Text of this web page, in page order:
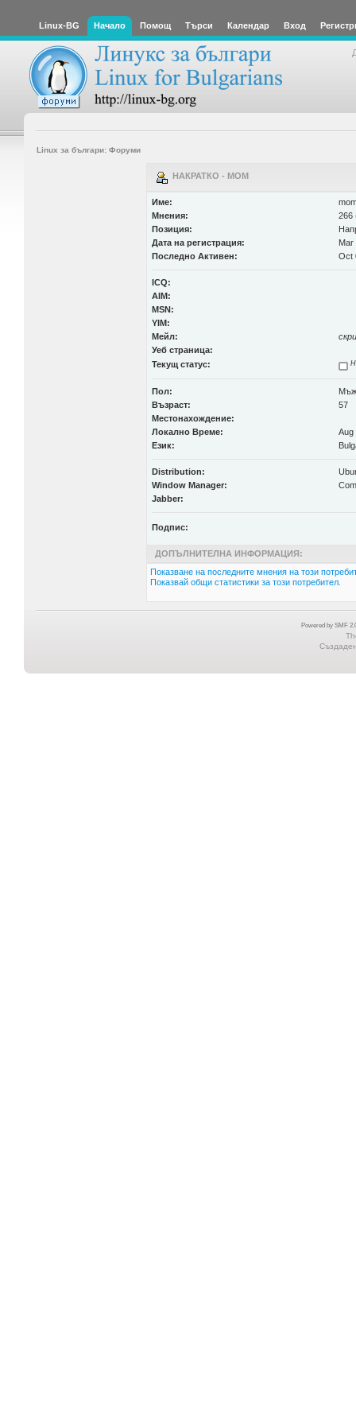
Linux-BG Начало Помощ Търси Календар Вход
Linux за българи: Форуми
НАКРАТКО - MOM
Име:
Мнения:
266
Позиция:
Дата на регистрация:
Mar
Последно Активен:
Oct
ICQ:
AIM:
MSN:
YIM:
Мейл:
Уеб страница:
Текущ статус:
Пол:
Мъж
Възраст:
57
Местонахождение:
Локално Време:
Aug
Език:
Distribution:
Window Manager:
Jabber:
Подпис:
ДОПЪЛНИТЕЛНА ИНФОРМАЦИЯ:
Показване на последните мнения на този
Показвай общи статистики за този потребител.
Powered by SMF